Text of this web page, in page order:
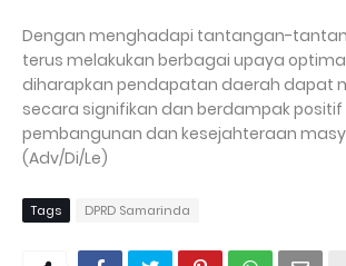
Dengan menghadapi tantangan-
terus melakukan berbagai upaya
diharapkan pendapatan daerah dapat
secara signifikan dan berdampak
pembangunan dan kesejahteraan
(Adv/Di/Le)
Tags DPRD Samarinda